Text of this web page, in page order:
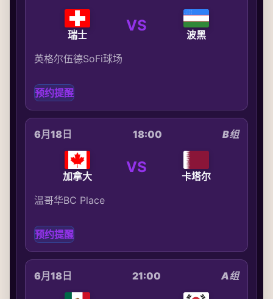
瑞士
VS
波黑
英格尔伍德SoFi球场
预约提醒
6月18日 18:00 B组
加拿大
VS
卡塔尔
温哥华BC Place
预约提醒
6月18日 21:00 A组